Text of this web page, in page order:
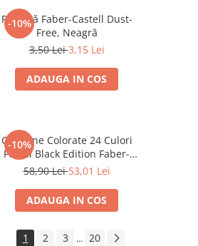
-10%
Radieră Faber-Castell Dust-
Free, Neagră
3,50 Lei3,15 Lei
ADAUGA IN COS
-10%
Creioane Colorate 24 Culori
Pastel Black Edition Faber-
Castell
58,90 Lei53,01 Lei
ADAUGA IN COS
1 2 3 ... 20